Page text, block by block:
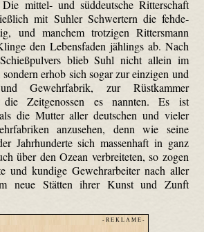
mittel- und süddeutsche Ritterschaft
mit Suhler Schwertern die fehde­
und manchem trotzigen Ritters­mann
den Lebensfaden jählings ab. Nach
blieb Suhl nicht allein im
sondern erhob sich sogar zur einzigen und
Gewehrfabrik, zur Rüstkammer
die Zeitgenossen es nannten. Es ist
die Mutter aller deutschen und vieler
anzusehen, denn wie seine
Jahrhunderte sich massenhaft in ganz
über den Ozean verbreiteten, so zogen
und kundige Gewehrarbeiter nach aller
neue Stätten ihrer Kunst und Zunft
- R E K L A M E -